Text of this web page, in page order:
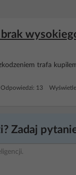
trafa
Odpowiedzi: 13
Zadaj